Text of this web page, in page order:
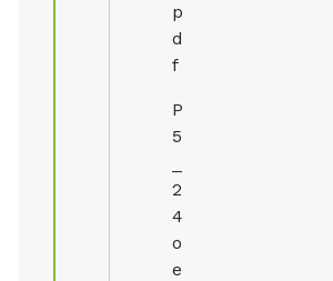
p
d
f
P
5
2
4
o
e